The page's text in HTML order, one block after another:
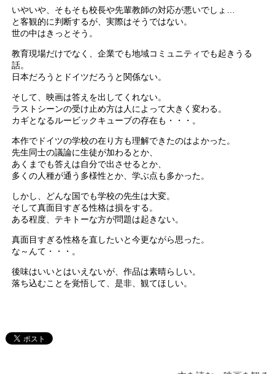
いやいや、そもそも校長や先輩教師の対応が悪いでしょ…
と客観的に判断するが、実際はそうではない。
世の中はきっとそう。
教育現場だけでなく、企業でも地域コミュニティでも起きうる
話。
日本だろうとドイツだろうと関係ない。
そして、映画は答えを出してくれない。
ラストシーンの受け止め方は人によって大きく変わる。
カギとなるルービックキューブの存在も・・・。
本作でドイツの学校の在り方も理解できたのはよかった。
先生同士の議論に生徒が加わるとか、
あくまでも答えは自分で出させるとか、
多くの人種が通う多様性とか、学ぶ点も多かった。
しかし、どんな国でも学校の先生は大変。
そして真面目すぎる性格は損をする。
ある程度、テキトーな方が問題は起きない。
真面目すぎる性格を直したいと今更ながら思った。
な～んて・・・。
後味はいいとはいえないが、作品は素晴らしい。
落ち込むことを覚悟して、是非、観てほしい。